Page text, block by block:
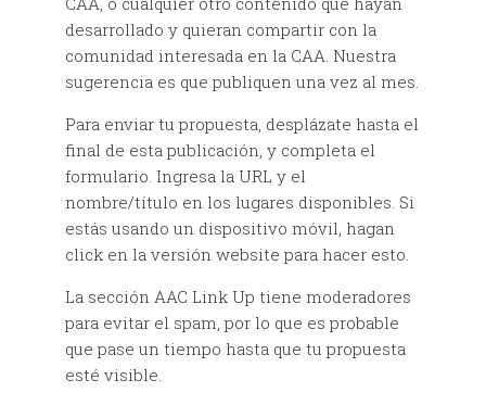
desarrollado y quieran compartir con la
comunidad interesada en la CAA. Nuestra
sugerencia es que publiquen una vez al mes.
Para enviar tu propuesta, desplázate hasta el
final de esta publicación, y completa el
formulario. Ingresa la URL y el
nombre/título en los lugares disponibles. Si
estás usando un dispositivo móvil, hagan
click en la versión website para hacer esto.
La sección AAC Link Up tiene moderadores
para evitar el spam, por lo que es probable
que pase un tiempo hasta que tu propuesta
esté visible.